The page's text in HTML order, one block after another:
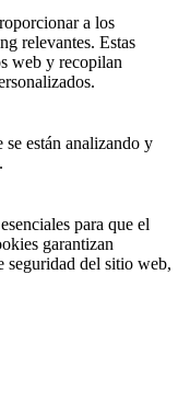
a los
relevantes. Estas
web y recopilan
se están analizando y
para que el
garantizan
seguridad del sitio web,